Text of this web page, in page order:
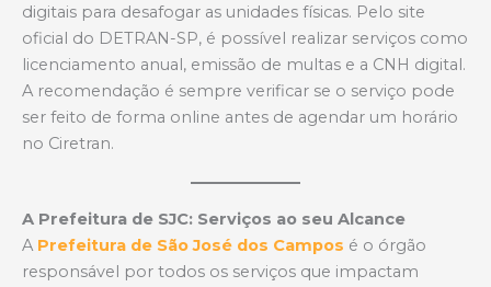
digitais para desafogar as unidades físicas. Pelo site
oficial do DETRAN-SP, é possível realizar serviços como
licenciamento anual, emissão de multas e a CNH digital.
A recomendação é sempre verificar se o serviço pode
ser feito de forma online antes de agendar um horário
no Ciretran.
A Prefeitura de SJC: Serviços ao seu Alcance
A Prefeitura de São José dos Campos é o órgão
responsável por todos os serviços que impactam